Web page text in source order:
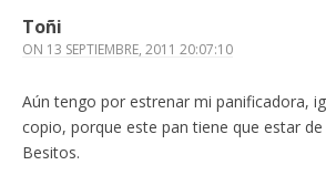
Toñi
ON 13 SEPTIEMBRE, 2011 20:07:10
Aún tengo por estrenar mi panificadora,
copio, porque este pan tiene que estar
Besitos.